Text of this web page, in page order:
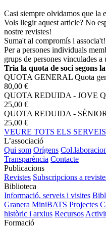
Casi siempre olvidamos que la
Vols llegir aquest article? No
nostre revistes!
Suma't al compromís i associa't!
Per a persones individuals
grups de persones vinculades
Tria la quota de soci segons
QUOTA GENERAL Quota
80,00 €
QUOTA REDUIDA - JOVE
25,00 €
QUOTA REDUIDA - SÈNIOR
25,00 €
VEURE TOTS ELS
L’associació
Qui som Orígens
Transparència Contacte
Publicacions
Revistes Subscripcions a
Biblioteca
Informació, serveis i visites
Granera MiniBATS Projectes
històric i arxius Recursos
Formació